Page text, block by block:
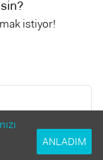
istiyor!
hiç iyi
ANLADIM